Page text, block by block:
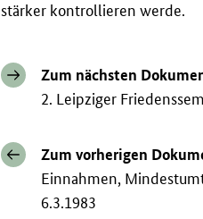
stärker kontrollieren werde.
Zum nächsten
2. Leipziger
Zum vorherigen
Einnahmen,
6.3.1983